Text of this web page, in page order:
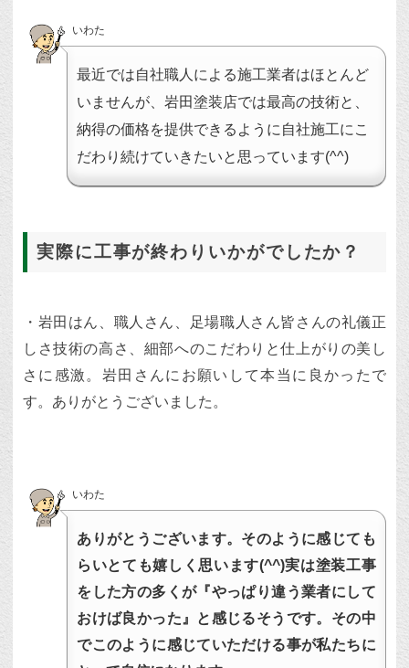
いわた
最近では自社職人による施工業者はほとんど
いませんが、岩田塗装店では最高の技術と、
納得の価格を提供できるように自社施工にこ
だわり続けていきたいと思っています(^^)
実際に工事が終わりいかがでしたか？
・岩田はん、職人さん、足場職人さん皆さんの礼儀正
しさ技術の高さ、細部へのこだわりと仕上がりの美し
さに感激。岩田さんにお願いして本当に良かったで
す。ありがとうございました。
いわた
ありがとうございます。そのように感じても
らいとても嬉しく思います(^^)実は塗装工事
をした方の多くが『やっぱり違う業者にして
おけば良かった』と感じるそうです。その中
でこのように感じていただける事が私たちに